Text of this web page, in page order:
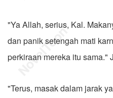
"Ya Allah, serius, Kal.
dan panik setengah mati
perkiraan mereka itu sama."
"Terus, masak dalam jarak